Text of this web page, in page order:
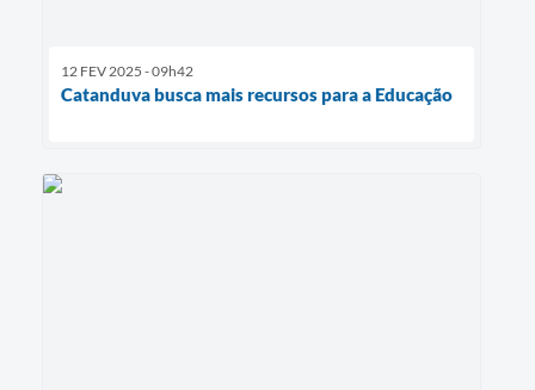
12 FEV 2025 - 09h42
Catanduva busca mais recursos para a Educação